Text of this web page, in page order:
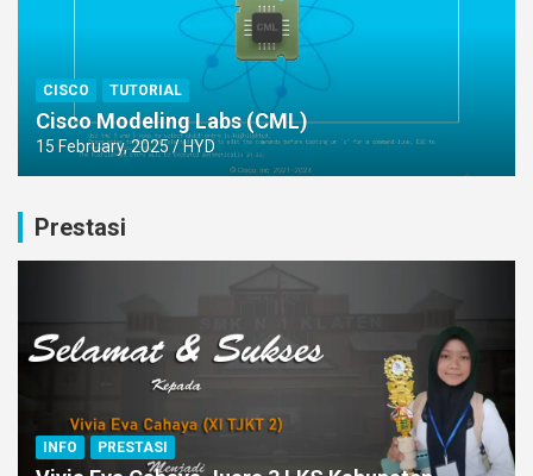
CISCO TUTORIAL
Cisco Modeling Labs (CML)
15 February, 2025 HYD
Prestasi
INFO PRESTASI